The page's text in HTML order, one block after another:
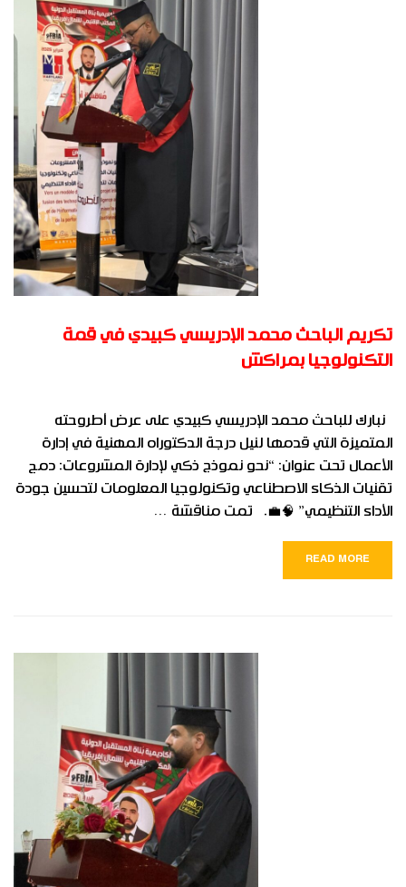
تكريم الباحث محمد الإدريسي كبيدي في قمة
التكنولوجيا بمراكش
نبارك للباحث محمد الإدريسي كبيدي على عرض أطروحته
المتميزة التي قدمها لنيل درجة الدكتوراه المهنية في إدارة
الأعمال تحت عنوان: “نحو نموذج ذكي لإدارة المشروعات: دمج
تقنيات الذكاء الاصطناعي وتكنولوجيا المعلومات لتحسين جودة
الأداء التنظيمي” 🧠💼. تمت مناقشة …
READ MORE